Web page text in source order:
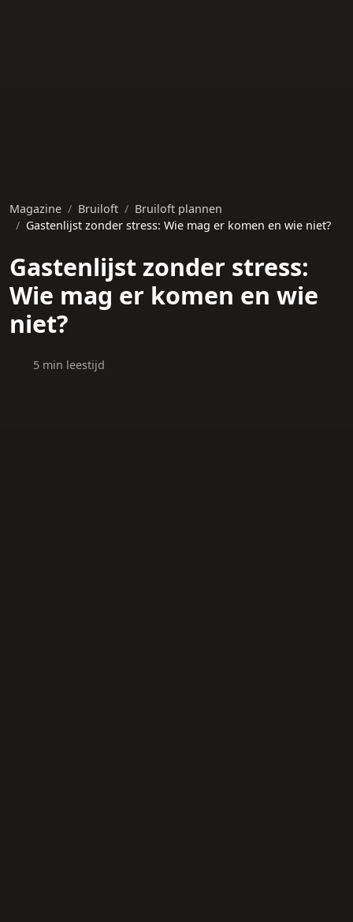
Magazine Bruiloft
Bruiloft plannen
Gastenlijst zonder stress: Wie mag er komen en wie niet?
Gastenlijst zonder stress:
Wie mag er komen en wie
niet?
5 min leestijd